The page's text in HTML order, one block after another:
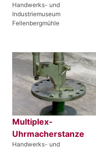
Handwerks- und
Industriemuseum
Fellenbergmühle
Multiplex-
Uhrmacherstanze
Handwerks- und